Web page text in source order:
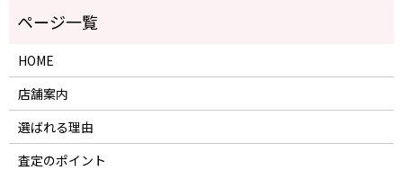
HOME
店舗案内
選ばれる理由
査定のポイント